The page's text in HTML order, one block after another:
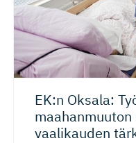
EK:n Oksala:
vaalikauden